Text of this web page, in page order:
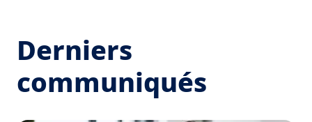
Derniers
communiqués